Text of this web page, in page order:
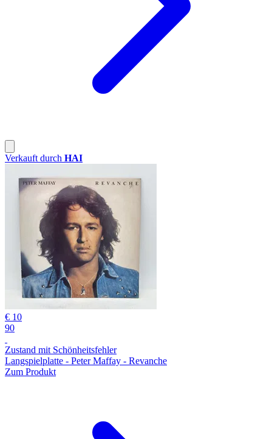
Verkauft durch HAI
€ 10
90
Zustand mit Schönheitsfehler
Langspielplatte - Peter Maffay - Revanche
Zum Produkt